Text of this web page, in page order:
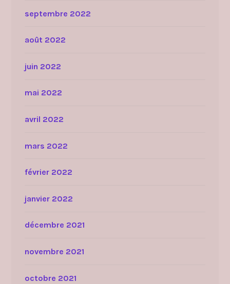
septembre 2022
août 2022
juin 2022
mai 2022
avril 2022
mars 2022
février 2022
janvier 2022
décembre 2021
novembre 2021
octobre 2021